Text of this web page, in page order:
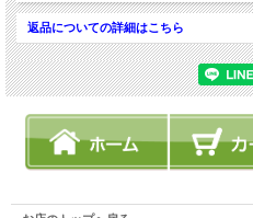
返品についての詳細はこちら